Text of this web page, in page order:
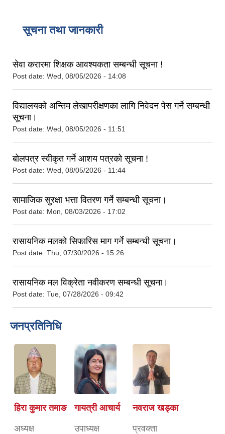
सूचना तथा जानकारी
सेवा करारमा शिक्षक आवश्‍यकता सम्बन्धी सूचना !
Post date: Wed, 08/05/2026 - 14:08
विद्यालयको अन्तिम लेखापरीक्षणका लागि निवेदन पेस गर्ने सम्बन्धी
सूचना।
Post date: Wed, 08/05/2026 - 11:51
बोलपत्र स्वीकृत गर्ने आशय पत्रको सूचना !
Post date: Wed, 08/05/2026 - 11:44
सामाजिक सुरक्षा भत्ता वितरण गर्ने सम्बन्धी सूचना।
Post date: Mon, 08/03/2026 - 17:02
रासायनिक मलको सिफारिस माग गर्ने सम्बन्धी सूचना।
Post date: Thu, 07/30/2026 - 15:26
रासायनिक मल विक्रेता नवीकरण सम्बन्धी सूचना।
Post date: Tue, 07/28/2026 - 09:42
जनप्रतिनिधि
हिरा कुमार तमाङ
अध्यक्ष
गायत्री आचार्य
उपाध्यक्ष
नवराज खड्का
प्रवक्ता